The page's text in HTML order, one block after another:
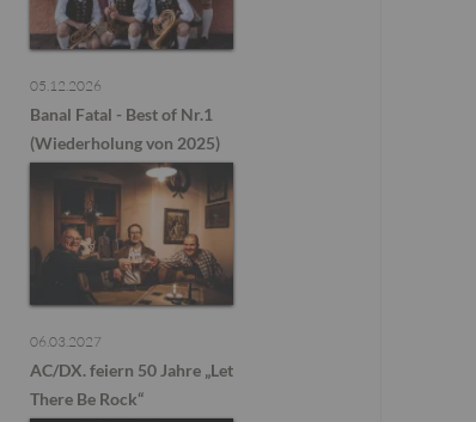
05.12.2026
Banal Fatal - Best of Nr.1
(Wiederholung von 2025)
06.03.2027
AC/DX. feiern 50 Jahre „Let
There Be Rock“